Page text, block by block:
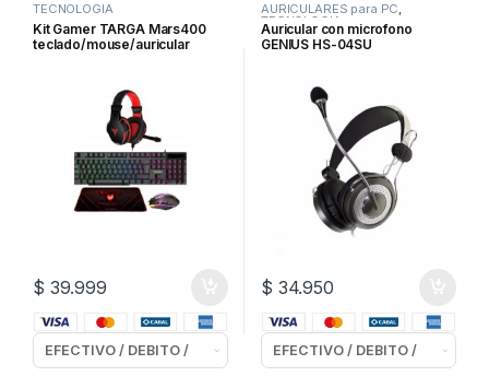
TECNOLOGIA
Kit Gamer TARGA Mars400
teclado/mouse/auricular
$ 39.999
AURICULARES para PC,
TECNOLOGIA
Auricular con microfono
GENIUS HS-04SU
$ 34.950